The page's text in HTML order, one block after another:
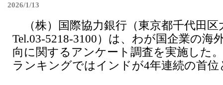
2026/1/13
（株）国際協力銀行（東京都千代田区
Tel.03-5218-3100）は、わが国企業の海
向に関するアンケート調査を実施した
ランキングではインドが4年連続の首